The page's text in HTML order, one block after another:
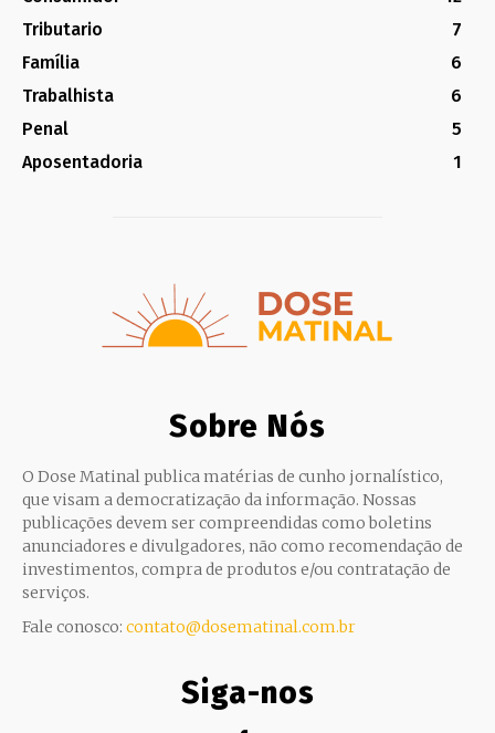
Tributario
7
Família
6
Trabalhista
6
Penal
5
Aposentadoria
1
Sobre Nós
O Dose Matinal publica matérias de cunho jornalístico,
que visam a democratização da informação. Nossas
publicações devem ser compreendidas como boletins
anunciadores e divulgadores, não como recomendação de
investimentos, compra de produtos e/ou contratação de
serviços.
Fale conosco: contato@dosematinal.com.br
Siga-nos